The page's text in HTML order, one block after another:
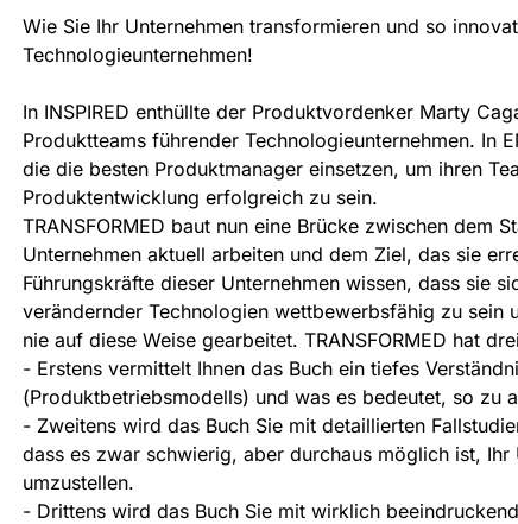
Wie Sie Ihr Unternehmen transformieren und so
Technologieunternehmen!
In INSPIRED enthüllte der Produktvordenker Marty
Produktteams führender Technologieunternehmen. In
die die besten Produktmanager einsetzen, um ihren
Produktentwicklung erfolgreich zu sein.
TRANSFORMED baut nun eine Brücke zwischen dem
Unternehmen aktuell arbeiten und dem Ziel, das sie
Führungskräfte dieser Unternehmen wissen, dass sie
verändernder Technologien wettbewerbsfähig zu
nie auf diese Weise gearbeitet. TRANSFORMED hat
- Erstens vermittelt Ihnen das Buch ein tiefes
(Produktbetriebsmodells) und was es bedeutet, so zu
- Zweitens wird das Buch Sie mit detaillierten
dass es zwar schwierig, aber durchaus möglich ist,
umzustellen.
- Drittens wird das Buch Sie mit wirklich